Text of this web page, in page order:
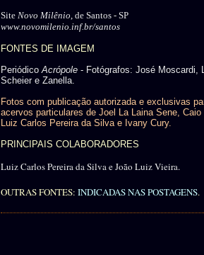
Site Novo Milênio, de Santos - SP
www.novomilenio.inf.br/santos
FONTES DE IMAGEM
PeriódicoAcrópole - Fotógrafos: José Moscardi,
Scheier e Zanella.
Fotos com publicação autorizada e exclusivas
acervos particulares de Joel La Laina Sene, Caio
Luiz Carlos Pereira da Silva e Ivany Cury.
PRINCIPAIS COLABORADORES
Luiz Carlos Pereira da Silva e João Luiz Vieira.
OUTRAS FONTES: INDICADAS NAS POSTAGENS.